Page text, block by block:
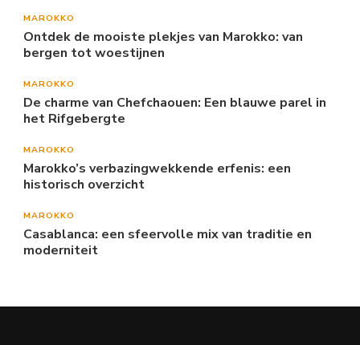
MAROKKO
Ontdek de mooiste plekjes van Marokko: van
bergen tot woestijnen
MAROKKO
De charme van Chefchaouen: Een blauwe parel in
het Rifgebergte
MAROKKO
Marokko’s verbazingwekkende erfenis: een
historisch overzicht
MAROKKO
Casablanca: een sfeervolle mix van traditie en
moderniteit